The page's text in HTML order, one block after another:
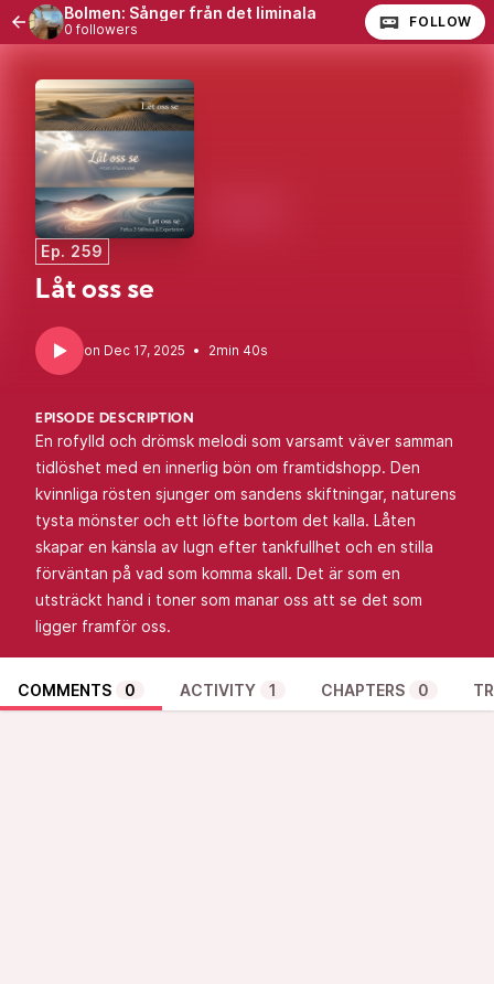
Bolmen: Sånger från det liminala
0 followers FOLLOW
Ep. 259
Låt oss se
• 2min 40s
EPISODE DESCRIPTION
En rofylld och drömsk melodi som varsamt väver samman
tidlöshet med en innerlig bön om framtidshopp. Den
kvinnliga rösten sjunger om sandens skiftningar, naturens
tysta mönster och ett löfte bortom det kalla. Låten
skapar en känsla av lugn efter tankfullhet och en stilla
förväntan på vad som komma skall. Det är som en
utsträckt hand i toner som manar oss att se det som
ligger framför oss.
COMMENTS 0 ACTIVITY 1 CHAPTERS 0